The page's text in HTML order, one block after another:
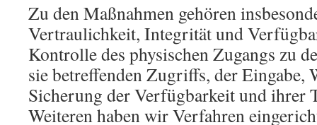
Zu den Maßnahmen gehören
Vertraulichkeit, Integrität und
Kontrolle des physischen Zugangs zu
sie betreffenden Zugriffs, der Eingabe,
Sicherung der Verfügbarkeit und ihrer
Weiteren haben wir Verfahren